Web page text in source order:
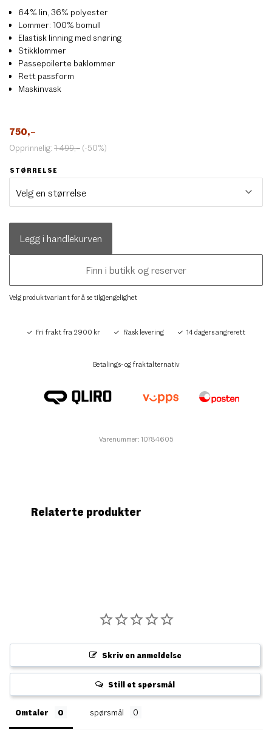
64% lin, 36% polyester
Lommer: 100% bomull
Elastisk linning med snøring
Stikklommer
Passepoilerte baklommer
Rett passform
Maskinvask
750,–
Opprinnelig: 1 499,– (-50%)
STØRRELSE
Legg i handlekurven
Finn i butikk og reserver
Velg produktvariant for å se tilgjengelighet
Fri frakt fra 2900 kr Rask levering 14 dagers angrerett
Betalings- og fraktalternativ
Varenummer: 10784605
Relaterte produkter
Skriv en anmeldelse
Still et spørsmål
Omtaler spørsmål